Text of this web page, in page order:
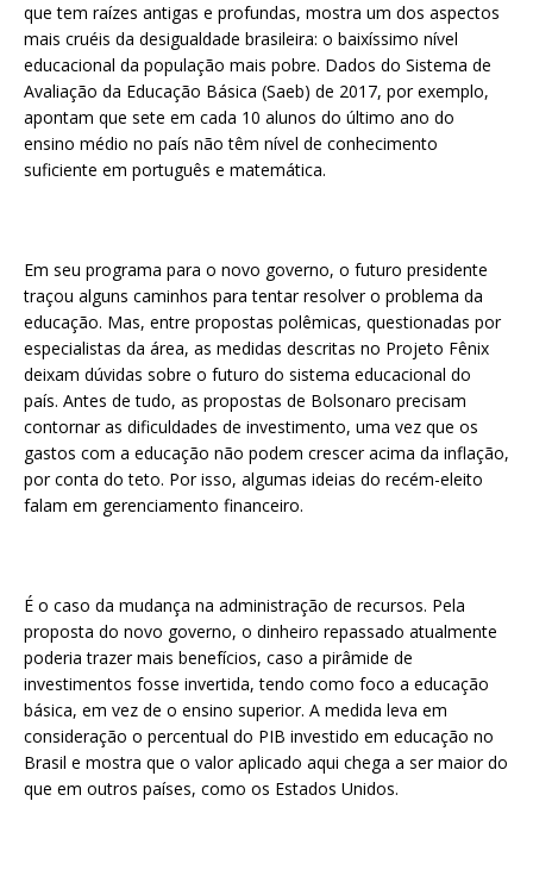
que tem raízes antigas e profundas, mostra um dos aspectos
mais cruéis da desigualdade brasileira: o baixíssimo nível
educacional da população mais pobre. Dados do Sistema de
Avaliação da Educação Básica (Saeb) de 2017, por exemplo,
apontam que sete em cada 10 alunos do último ano do
ensino médio no país não têm nível de conhecimento
suficiente em português e matemática.
Em seu programa para o novo governo, o futuro presidente
traçou alguns caminhos para tentar resolver o problema da
educação. Mas, entre propostas polêmicas, questionadas por
especialistas da área, as medidas descritas no Projeto Fênix
deixam dúvidas sobre o futuro do sistema educacional do
país. Antes de tudo, as propostas de Bolsonaro precisam
contornar as dificuldades de investimento, uma vez que os
gastos com a educação não podem crescer acima da inflação,
por conta do teto. Por isso, algumas ideias do recém-eleito
falam em gerenciamento financeiro.
É o caso da mudança na administração de recursos. Pela
proposta do novo governo, o dinheiro repassado atualmente
poderia trazer mais benefícios, caso a pirâmide de
investimentos fosse invertida, tendo como foco a educação
básica, em vez de o ensino superior. A medida leva em
consideração o percentual do PIB investido em educação no
Brasil e mostra que o valor aplicado aqui chega a ser maior do
que em outros países, como os Estados Unidos.